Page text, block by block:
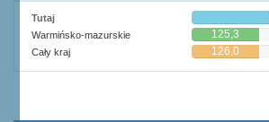
Tutaj
Warmińsko-mazurskie 125,3
Cały kraj 126,0